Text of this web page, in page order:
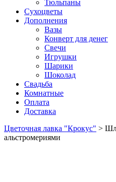
Тюльпаны
Сухоцветы
Дополнения
Вазы
Конверт для денег
Свечи
Игрушки
Шарики
Шоколад
Свадьба
Комнатные
Оплата
Доставка
Цветочная лавка "Крокус" >
альстромериями